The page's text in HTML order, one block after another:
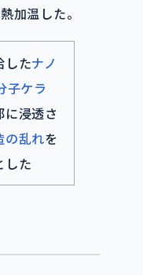
加温した。
したナノ
子ケラ
に浸透さ
の乱れを
した